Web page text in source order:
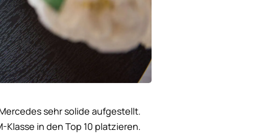
sehr solide aufgestellt.
Klasse in den Top 10 platzieren.